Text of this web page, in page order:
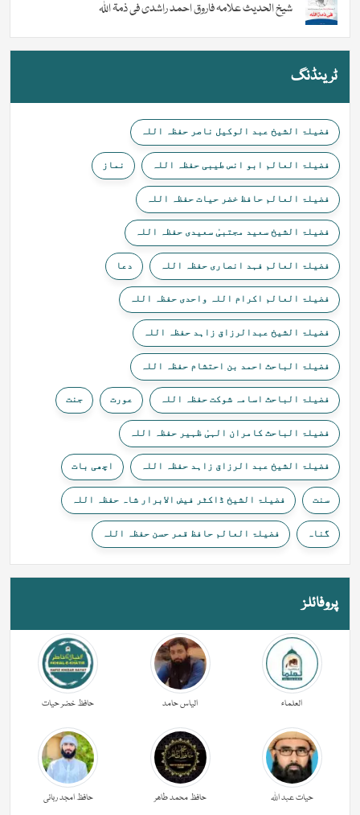
شیخ الحدیث علامہ فاروق احمد راشدی فی ذمۃ اللہ
ٹرینڈنگ
فضیلۃ الشیخ عبد الوکیل ناصر حفظہ اللہ
فضیلۃ العالم ابو انس طیبی حفظہ اللہ نماز
فضیلۃ العالم حافظ خضر حیات حفظہ اللہ
فضیلۃ الشیخ سعید مجتبیٰ سعیدی حفظہ اللہ
فضیلۃ العالم فہد انصاری حفظہ اللہ دعا
فضیلۃ العالم اکرام اللہ واحدی حفظہ اللہ
فضیلۃ الشیخ عبدالرزاق زاہد حفظہ اللہ
فضیلۃ الباحث احمد بن احتشام حفظہ اللہ
فضیلۃ الباحث اسامہ شوکت حفظہ اللہ عورت جنت
فضیلۃ الباحث کامران الہیٰ ظہیر حفظہ اللہ
فضیلۃ الشیخ عبد الرزاق زاہد حفظہ اللہ اچھی بات
سنت فضیلۃ الشیخ ڈاکٹر فیض الابرار شاہ حفظہ اللہ
گناہ فضیلۃ العالم حافظ قمر حسن حفظہ اللہ
پروفائلز
العلماء الیاس حامد حافظ خضر حیات
حیات عبد اللہ حافظ محمد طاھر حافظ امجد ربانی